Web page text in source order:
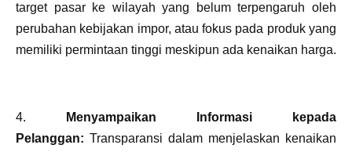
target pasar ke wilayah yang belum terpengaruh oleh
perubahan kebijakan impor, atau fokus pada produk yang
memiliki permintaan tinggi meskipun ada kenaikan harga.
4.
Menyampaikan Informasi kepada
Pelanggan: Transparansi dalam menjelaskan kenaikan